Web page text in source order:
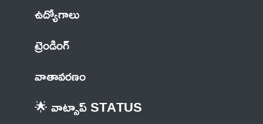
ఉద్యోగాలు
ట్రెండింగ్
వాతావరణం
🌟 వాట్సాప్ STATUS